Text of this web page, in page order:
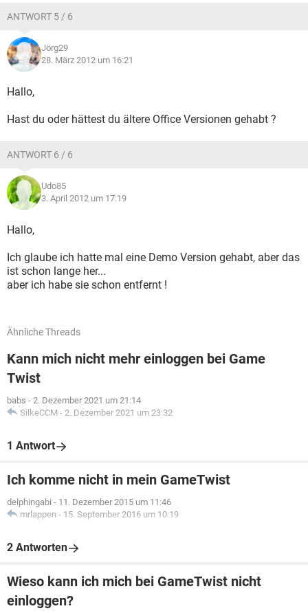
ANTWORT 5 / 6
Jörg29
28. März 2012 um 16:21
Hallo,
Hast du oder hättest du ältere Office Versionen gehabt ?
ANTWORT 6 / 6
Udo85
3. April 2012 um 17:19
Hallo,
Ich glaube ich hatte mal eine Demo Version gehabt, aber das
ist schon lange her...
aber ich habe sie schon entfernt !
Ähnliche Threads
Kann mich nicht mehr einloggen bei Game
Twist
babs - 2. Dezember 2021 um 21:14
SilkeCCM - 2. Dezember 2021 um 23:32
1 Antwort
Ich komme nicht in mein GameTwist
delphingabi - 11. Dezember 2015 um 11:46
mrlappen - 15. September 2016 um 10:19
2 Antworten
Wieso kann ich mich bei GameTwist nicht
einloggen?